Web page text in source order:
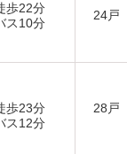
歩22分
ス10分
24戸
歩23分
ス12分
28戸